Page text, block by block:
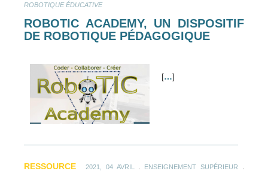
ROBOTIQUE ÉDUCATIVE
ROBOTIC ACADEMY, UN DISPOSITIF
DE ROBOTIQUE PÉDAGOGIQUE
[…]
RESSOURCE 2021, 04 AVRIL ENSEIGNEMENT SUPÉRIEUR